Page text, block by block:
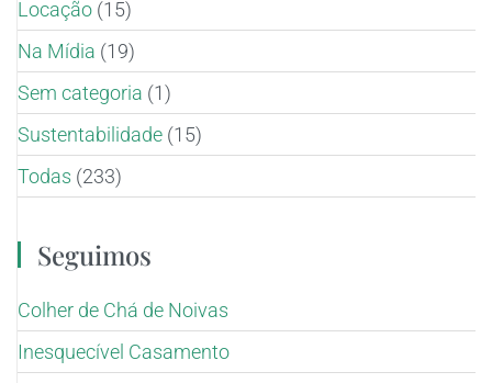
Locação (15)
Na Mídia (19)
Sem categoria (1)
Sustentabilidade (15)
Todas (233)
Seguimos
Colher de Chá de Noivas
Inesquecível Casamento